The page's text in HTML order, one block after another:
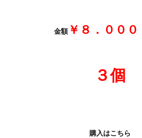
金額￥８．０００
３個
購入はこちら